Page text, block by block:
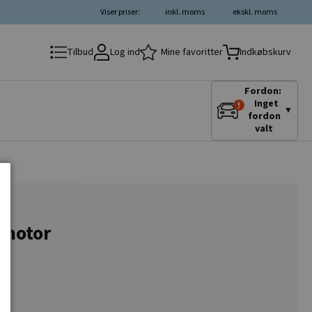
ekskl. moms
inkl. moms
Viser priser:
Tilbud Log ind Mine favoritter Indkøbskurv
Fordon:
Inget
fordon
valt
▼